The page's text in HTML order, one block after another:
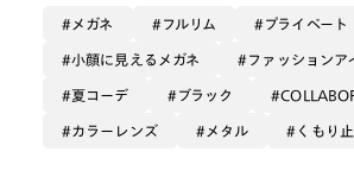
オプションは【カラーレンズ】のペー
リドメ】をつけています！ぜひ！
メガネ フルリム プライベート
小顔に見えるメガネ ファッションア
夏コーデ ブラック
カラーレンズ メタル くもり